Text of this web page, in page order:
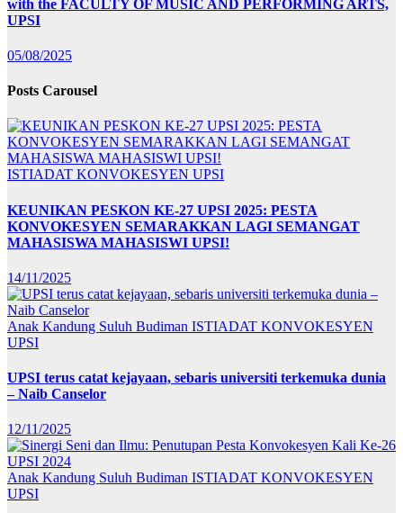
with the FACULTY OF MUSIC AND PERFORMING ARTS,
UPSI
05/08/2025
Posts Carousel
ISTIADAT KONVOKESYEN UPSI
KEUNIKAN PESKON KE-27 UPSI 2025: PESTA
KONVOKESYEN SEMARAKKAN LAGI SEMANGAT
MAHASISWA MAHASISWI UPSI!
14/11/2025
Anak Kandung Suluh Budiman ISTIADAT KONVOKESYEN
UPSI
UPSI terus catat kejayaan, sebaris universiti terkemuka dunia
– Naib Canselor
12/11/2025
Anak Kandung Suluh Budiman ISTIADAT KONVOKESYEN
UPSI